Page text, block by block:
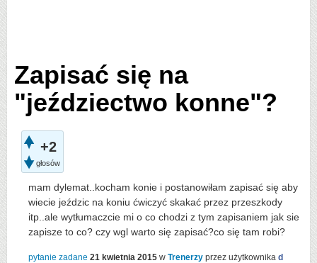
Zapisać się na
"jeździectwo konne"?
+2
głosów
mam dylemat..kocham konie i postanowiłam zapisać się aby
wiecie jeździc na koniu ćwiczyć skakać przez przeszkody
itp..ale wytłumaczcie mi o co chodzi z tym zapisaniem jak sie
zapisze to co? czy wgl warto się zapisać?co się tam robi?
pytanie zadane 21 kwietnia 2015 w Trenerzy przez użytkownika d